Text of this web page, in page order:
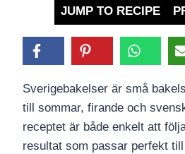
JUMP TO RECIPE
Sverigebakelser är små
till sommar, firande och
receptet är både enkelt att
resultat som passar perfekt